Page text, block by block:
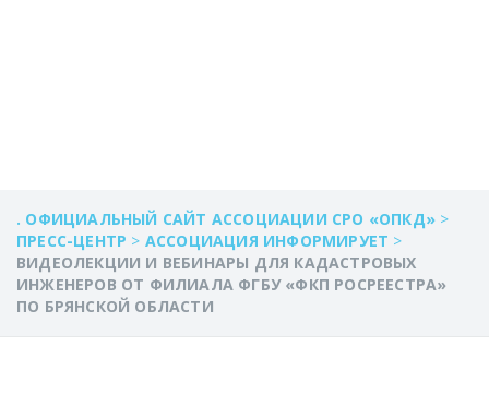
. ОФИЦИАЛЬНЫЙ САЙТ АССОЦИАЦИИ СРО «ОПКД» >
ПРЕСС-ЦЕНТР > АССОЦИАЦИЯ ИНФОРМИРУЕТ >
ВИДЕОЛЕКЦИИ И ВЕБИНАРЫ ДЛЯ КАДАСТРОВЫХ
ИНЖЕНЕРОВ ОТ ФИЛИАЛА ФГБУ «ФКП РОСРЕЕСТРА»
ПО БРЯНСКОЙ ОБЛАСТИ